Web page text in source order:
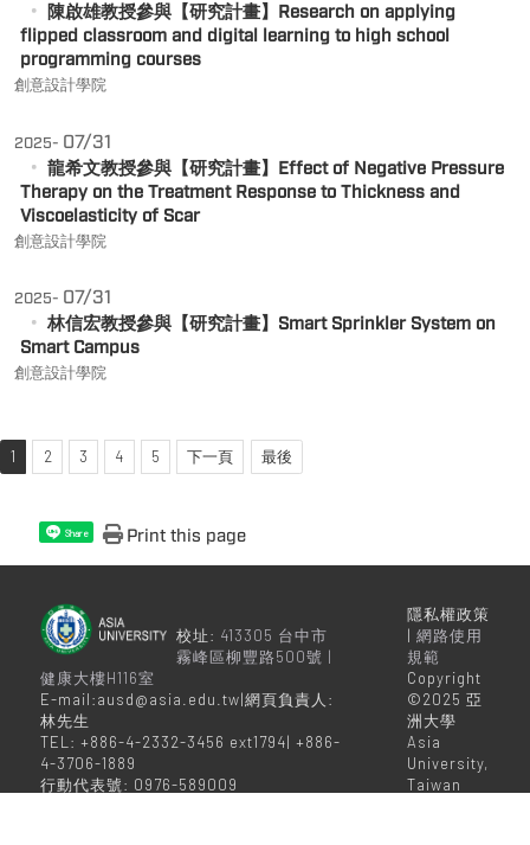
陳啟雄教授參與【研究計畫】Research on applying
flipped classroom and digital learning to high school
programming courses
創意設計學院
2025- 07/31
龍希文教授參與【研究計畫】Effect of Negative Pressure
Therapy on the Treatment Response to Thickness and
Viscoelasticity of Scar
創意設計學院
2025- 07/31
林信宏教授參與【研究計畫】Smart Sprinkler System on
Smart Campus
創意設計學院
1 2 3 4 5 下一頁 最後
Share Print this page
校址: 413305 台中市
霧峰區柳豐路500號 |
健康大樓H116室
E-mail:ausd@asia.edu.tw|網頁負責人:
林先生
TEL: +886-4-2332-3456 ext1794| +886-
4-3706-1889
行動代表號: 0976-589009
隱私權政策
| 網路使用
規範
Copyright
©2025 亞
洲大學
Asia
University,
Taiwan